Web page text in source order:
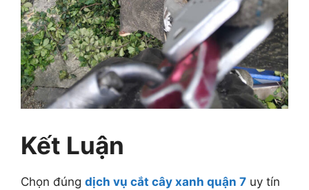
Kết Luận
Chọn đúng dịch vụ cắt cây xanh quận 7 uy tín